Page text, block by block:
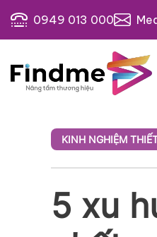
qua
nội
dung
0949 013 000
KINH NGHIỆM
5 xu